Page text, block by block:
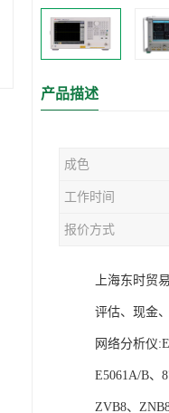
产品描述
成色
工作时间
报价方式
上海东时贸
评估、现金
网络分析仪
E5061A/B、
ZVB8、